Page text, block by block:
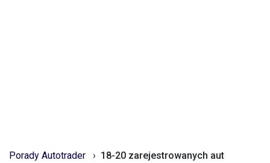
Porady Autotrader › 18-20 zarejestrowanych aut